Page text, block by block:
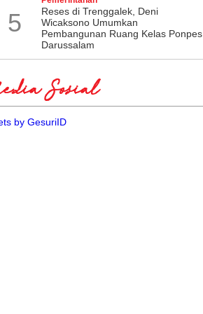
5
​Reses di Trenggalek, Deni
Wicaksono Umumkan
Pembangunan Ruang Kelas Ponpes
Darussalam
Sosial
by GesuriID